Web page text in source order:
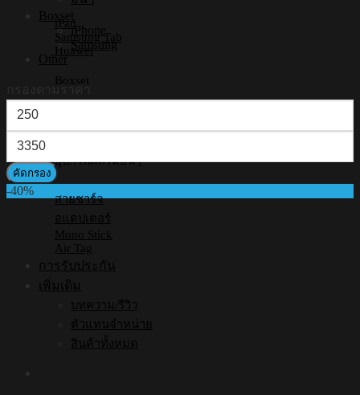
iPad
Samsung Tab
Huawei
Boxset
Samsung Boxset
อุปกรณ์เสริมอื่นๆ
สายชาร์จ
อแดปเตอร์
Mono Stick
Air Tag
การรับประกัน
เพิ่มเติม
บทความ/รีวิว
ตัวแทนจำหน่าย
สินค้าทั้งหมด
Boxset
iPhone
Samsung
Other
ราคา
ต่ำ
สุด
ราคา
สูงสุด
คัดกรอง
-40%